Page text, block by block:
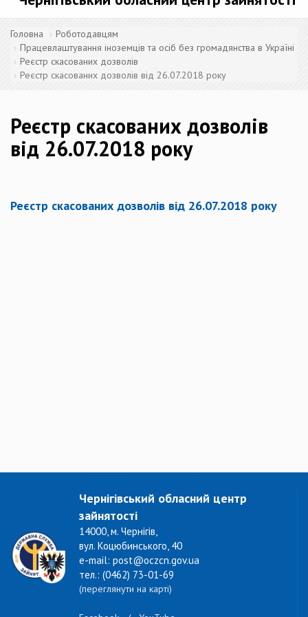
Головна
Роботодавцям
Працевлаштування іноземців та осіб без громадянства в Україні
Реєстр скасованих дозволів
Реєстр скасованих дозволів від 26.07.2018 року
Реєстр скасованих дозволів
від 26.07.2018 року
Реєстр скасованих дозволів від 26.07.2018 року
Чернігівський обласний центр
зайнятості
14000, м. Чернігів,
вул. Коцюбинського, 40
e-mail: post@oczcn.gov.ua
тел.: (0462) 73-01-69
(переглянути на карті)